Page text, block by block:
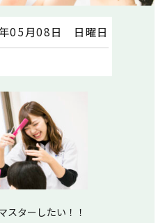
05月08日 日曜日
スターしたい！！